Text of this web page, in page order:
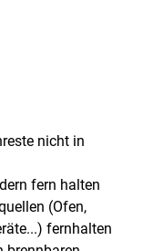
nicht in
fern halten
(Ofen,
fernhalten